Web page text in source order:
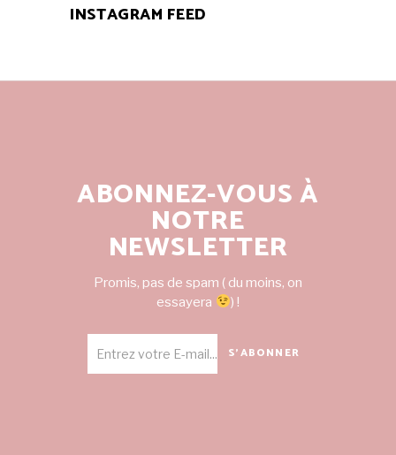
INSTAGRAM FEED
ABONNEZ-VOUS À
NOTRE
NEWSLETTER
Promis, pas de spam ( du moins, on
essayera
) !
S'ABONNER